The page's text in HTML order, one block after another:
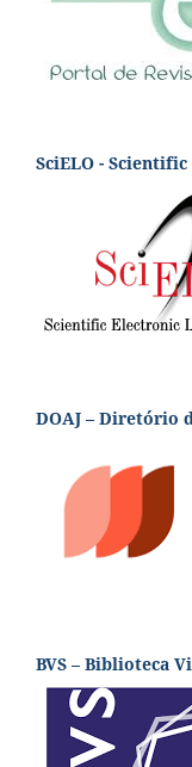
SciELO -
DOAJ – Diretório
BVS – Biblioteca